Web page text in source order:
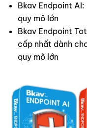
Bkav Endpoint
quy mô lớn
Bkav Endpoint
cấp nhất dành
quy mô lớn